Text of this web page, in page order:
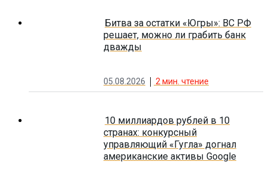
Битва за остатки «Югры»: ВС РФ
решает, можно ли грабить банк
дважды
05.08.2026 2мин. чтение
10 миллиардов рублей в 10
странах: конкурсный
управляющий «Гугла» догнал
американские активы Google